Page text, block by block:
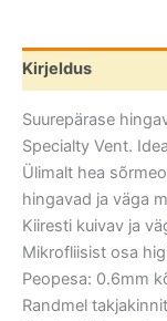
Kirjeldus
Suurepärase
Specialty Vent.
Ülimalt hea
hingavad ja väga
Kiiresti kuivav ja
Mikrofliisist osa
Peopesa: 0.6mm
Randmel